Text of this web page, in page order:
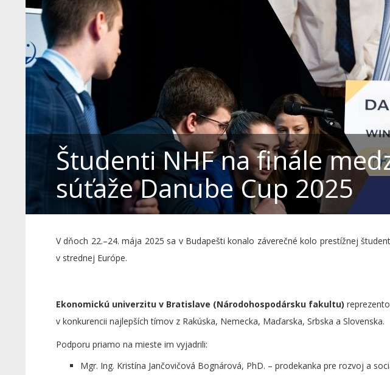
Študenti NHF na finále
súťaže Danube Cup 2025
V dňoch 22.–24. mája 2025 sa v Budapešti konalo záverečné kolo prestížnej
v strednej Európe.
Ekonomickú univerzitu v Bratislave (Národohospodársku fakultu)
v konkurencii najlepších tímov z Rakúska, Nemecka, Maďarska, Srbska a Slovenska.
Podporu priamo na mieste im vyjadrili:
Mgr. Ing. Kristína Jančovičová Bognárová, PhD. – prodekanka pre rozvoj a